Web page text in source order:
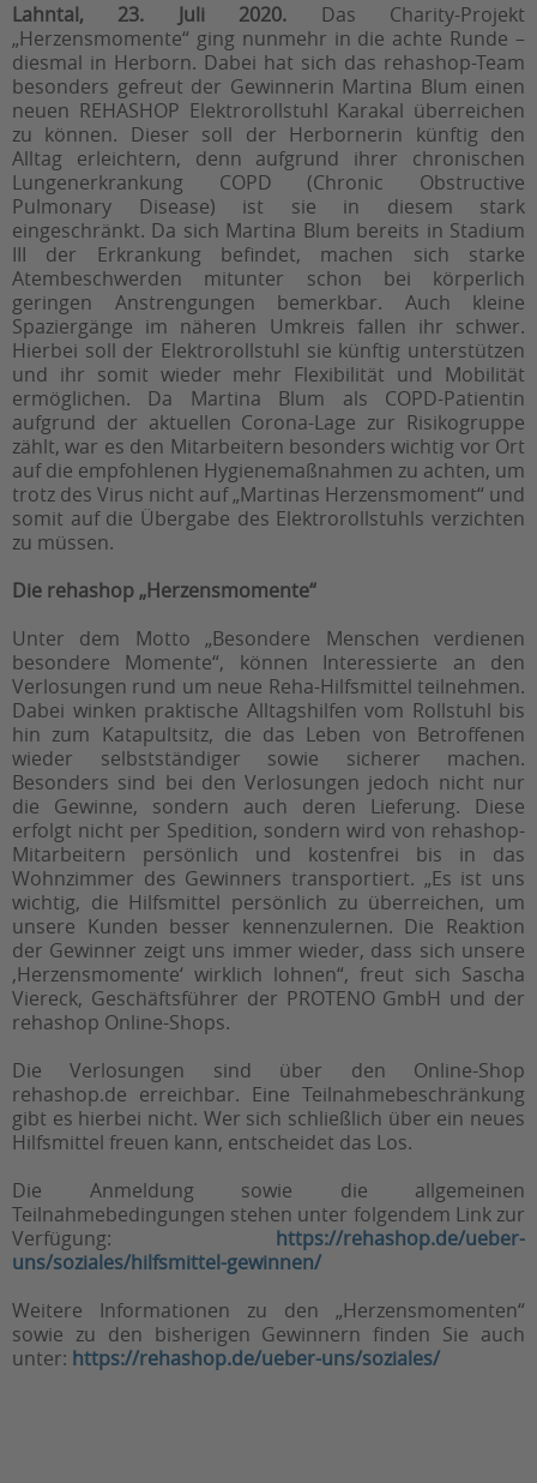
Lahntal, 23. Juli 2020. Das Charity-Projekt
„Herzensmomente“ ging nunmehr in die achte Runde –
diesmal in Herborn. Dabei hat sich das rehashop-Team
besonders gefreut der Gewinnerin Martina Blum einen
neuen REHASHOP Elektrorollstuhl Karakal überreichen
zu können. Dieser soll der Herbornerin künftig den
Alltag erleichtern, denn aufgrund ihrer chronischen
Lungenerkrankung COPD (Chronic Obstructive
Pulmonary Disease) ist sie in diesem stark
eingeschränkt. Da sich Martina Blum bereits in Stadium
III der Erkrankung befindet, machen sich starke
Atembeschwerden mitunter schon bei körperlich
geringen Anstrengungen bemerkbar. Auch kleine
Spaziergänge im näheren Umkreis fallen ihr schwer.
Hierbei soll der Elektrorollstuhl sie künftig unterstützen
und ihr somit wieder mehr Flexibilität und Mobilität
ermöglichen. Da Martina Blum als COPD-Patientin
aufgrund der aktuellen Corona-Lage zur Risikogruppe
zählt, war es den Mitarbeitern besonders wichtig vor Ort
auf die empfohlenen Hygienemaßnahmen zu achten, um
trotz des Virus nicht auf „Martinas Herzensmoment“ und
somit auf die Übergabe des Elektrorollstuhls verzichten
zu müssen.
Die rehashop „Herzensmomente“
Unter dem Motto „Besondere Menschen verdienen
besondere Momente“, können Interessierte an den
Verlosungen rund um neue Reha-Hilfsmittel teilnehmen.
Dabei winken praktische Alltagshilfen vom Rollstuhl bis
hin zum Katapultsitz, die das Leben von Betroffenen
wieder selbstständiger sowie sicherer machen.
Besonders sind bei den Verlosungen jedoch nicht nur
die Gewinne, sondern auch deren Lieferung. Diese
erfolgt nicht per Spedition, sondern wird von rehashop-
Mitarbeitern persönlich und kostenfrei bis in das
Wohnzimmer des Gewinners transportiert. „Es ist uns
wichtig, die Hilfsmittel persönlich zu überreichen, um
unsere Kunden besser kennenzulernen. Die Reaktion
der Gewinner zeigt uns immer wieder, dass sich unsere
‚Herzensmomente‘ wirklich lohnen“, freut sich Sascha
Viereck, Geschäftsführer der PROTENO GmbH und der
rehashop Online-Shops.
Die Verlosungen sind über den Online-Shop
rehashop.de erreichbar. Eine Teilnahmebeschränkung
gibt es hierbei nicht. Wer sich schließlich über ein neues
Hilfsmittel freuen kann, entscheidet das Los.
Die Anmeldung sowie die allgemeinen
Teilnahmebedingungen stehen unter folgendem Link zur
Verfügung: https://rehashop.de/ueber-
uns/soziales/hilfsmittel-gewinnen/
Weitere Informationen zu den „Herzensmomenten“
sowie zu den bisherigen Gewinnern finden Sie auch
unter: https://rehashop.de/ueber-uns/soziales/